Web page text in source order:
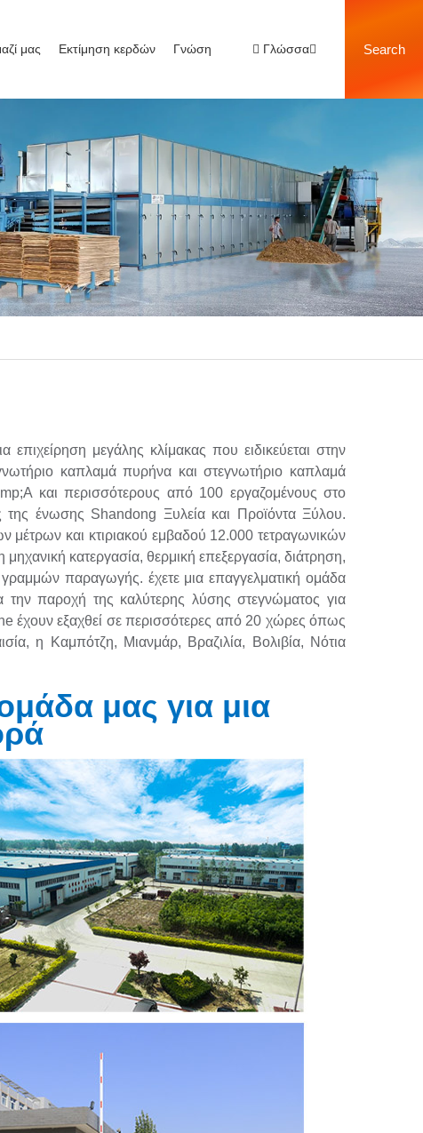
μας Εκτίμηση κερδών Γνώση Γλώσσα Search
μεγάλης κλίμακας που ειδικεύεται στην
καπλαμά πυρήνα και στεγνωτήριο καπλαμά
και περισσότερους από 100 εργαζομένους στο
της ένωσης Shandong Ξυλεία και Προϊόντα Ξύλου.
μέτρων και κτιριακού εμβαδού 12.000 τετραγωνικών
κατεργασία, θερμική επεξεργασία, διάτρηση,
παραγωγής. έχετε μια επαγγελματική ομάδα
παροχή της καλύτερης λύσης στεγνώματος για
έχουν εξαχθεί σε περισσότερες από 20 χώρες όπως
η Καμπότζη, Μιανμάρ, Βραζιλία, Βολιβία, Νότια
μας για μια